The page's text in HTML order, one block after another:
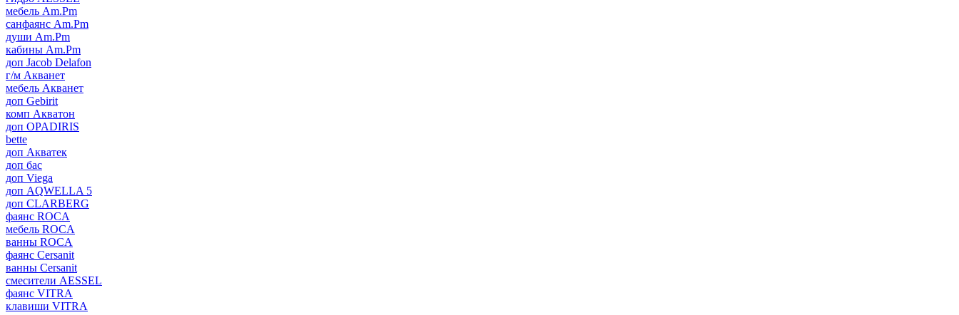
мебель Am.Pm
санфаянс Am.Pm
души Am.Pm
кабины Am.Pm
доп Jacob Delafon
г/м Акванет
мебель Акванет
доп Gebirit
комп Акватон
доп OPADIRIS
bette
доп Акватек
доп бас
доп Viega
доп AQWELLA 5
доп CLARBERG
фаянс ROCA
мебель ROCA
ванны ROCA
фаянс Cersanit
ванны Cersanit
смесители AESSEL
фаянс VITRA
клавиши VITRA